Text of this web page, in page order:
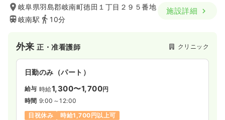
岐阜県羽島郡岐南町徳田１丁目２９５番地
岐南駅
10分
施設詳細
外来正・准看護師 クリニック
日勤のみ（パート）
給与 時給1,300〜1,700円
時間 9:00～12:00
日祝休み
時給1,700円以上可